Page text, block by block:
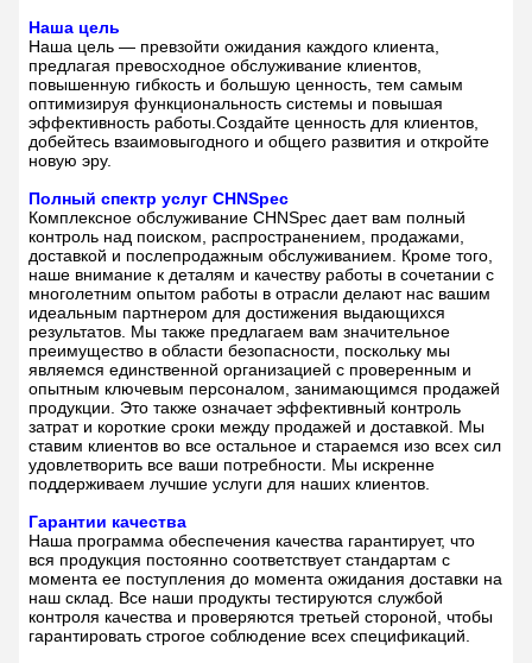
Наша цель
Наша цель — превзойти ожидания каждого клиента,
предлагая превосходное обслуживание клиентов,
повышенную гибкость и большую ценность, тем самым
оптимизируя функциональность системы и повышая
эффективность работы. Создайте ценность для клиентов,
добейтесь взаимовыгодного и общего развития и откройте
новую эру.
Полный спектр услуг CHNSpec
Комплексное обслуживание CHNSpec дает вам полный
контроль над поиском, распространением, продажами,
доставкой и послепродажным обслуживанием. Кроме того,
наше внимание к деталям и качеству работы в сочетании с
многолетним опытом работы в отрасли делают нас вашим
идеальным партнером для достижения выдающихся
результатов. Мы также предлагаем вам значительное
преимущество в области безопасности, поскольку мы
являемся единственной организацией с проверенным и
опытным ключевым персоналом, занимающимся продажей
продукции. Это также означает эффективный контроль
затрат и короткие сроки между продажей и доставкой. Мы
ставим клиентов во все остальное и стараемся изо всех сил
удовлетворить все ваши потребности. Мы искренне
поддерживаем лучшие услуги для наших клиентов.
Гарантии качества
Наша программа обеспечения качества гарантирует, что
вся продукция постоянно соответствует стандартам с
момента ее поступления до момента ожидания доставки на
наш склад. Все наши продукты тестируются службой
контроля качества и проверяются третьей стороной, чтобы
гарантировать строгое соблюдение всех спецификаций.